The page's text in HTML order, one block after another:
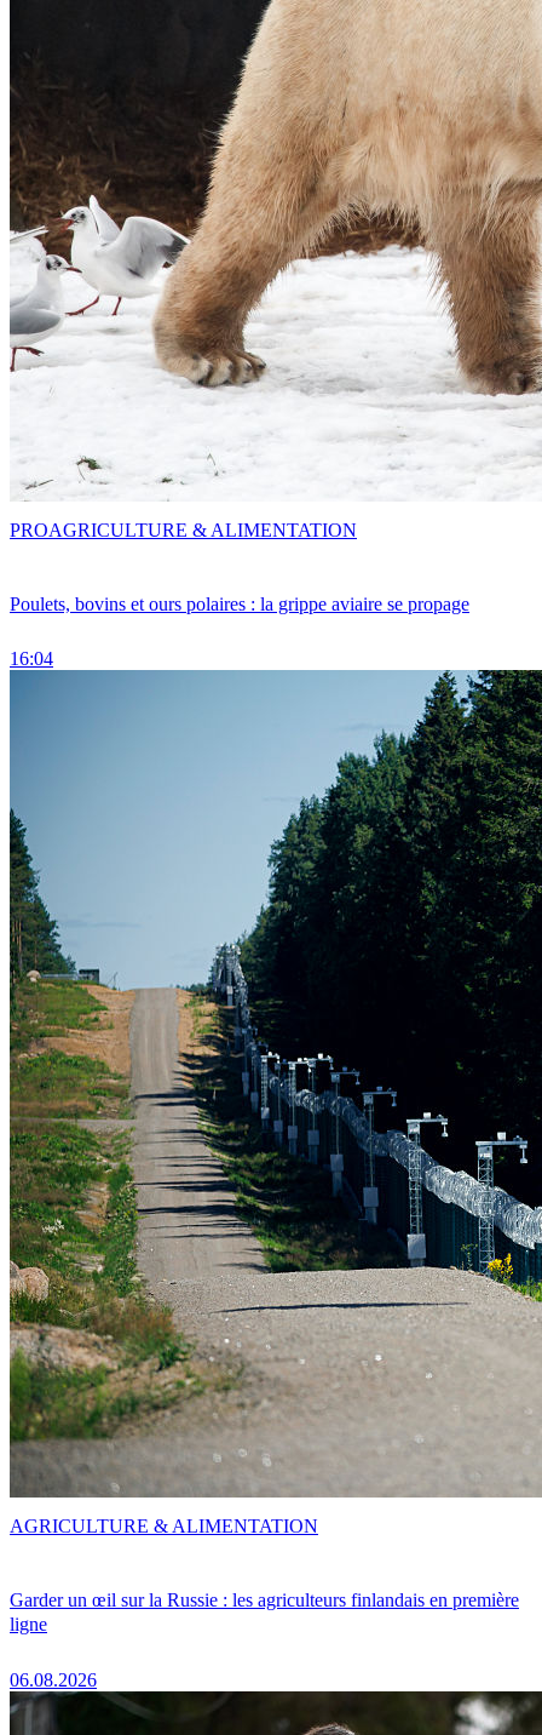
Poulets, bovins et ours polaires : la grippe aviaire se propage
16:04
PROAGRICULTURE & ALIMENTATION
Garder un œil sur la Russie : les agriculteurs finlandais en première
ligne
06.08.2026
AGRICULTURE & ALIMENTATION